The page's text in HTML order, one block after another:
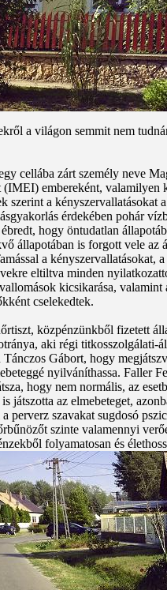
a világon semmit nem
cellába zárt személy neve
embereként, valamilyen
szerint a kényszervallatásokat
érdekében pohár
hogy öntudatlan
állapotában is forgott vele az
a kényszervallatásokat,
eltiltva minden
kicsikarása, valamint
cselekedtek.
közpénzünkből fizetett
aki régi titkosszolgálati-
Tánczos Gábort, hogy
nyilváníthassa. Faller
hogy nem normális, az
játszotta az elmebeteget,
perverz szavakat sugdosó
szinte valamennyi
folyamatosan és